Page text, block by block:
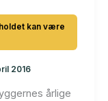
2016
årlige